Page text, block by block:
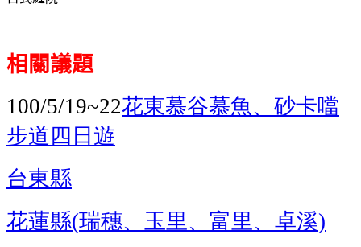
相關議題
100/5/19~22花東慕谷慕魚、砂卡噹
步道四日遊
台東縣
花蓮縣(瑞穗、玉里、富里、卓溪)